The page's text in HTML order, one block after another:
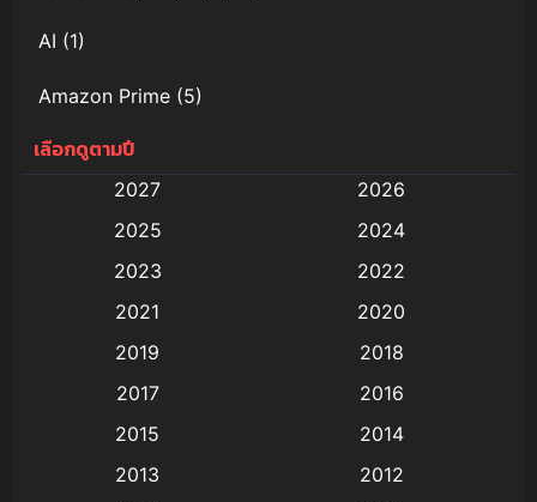
AI (1)
Amazon Prime (5)
Anal (ประตูหลัง)
Animation การ์ตูน
Animation อนิเมะ
Animation แอนิเมชัน
(9)
เลือกดูตามปี
2027
2026
2025
2024
2023
2022
2021
2020
2019
2018
2017
2016
2015
2014
2013
2012